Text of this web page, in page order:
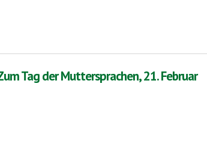
der internationalen Sprache Esperanto
Tag der Muttersprachen, 21. Februar